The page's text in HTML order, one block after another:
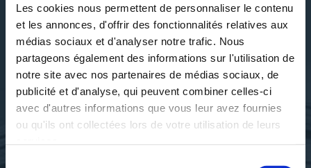
Les cookies nous permettent de personnaliser le contenu
et les annonces, d'offrir des fonctionnalités relatives aux
médias sociaux et d'analyser notre trafic. Nous
partageons également des informations sur l'utilisation de
notre site avec nos partenaires de médias sociaux, de
publicité et d'analyse, qui peuvent combiner celles-ci
avec d'autres informations que vous leur avez fournies
ou qu'ils ont collectées lors de votre utilisation de leurs
DÉCOUVRIR MARIE KLÉBER
SES OUVRAGES